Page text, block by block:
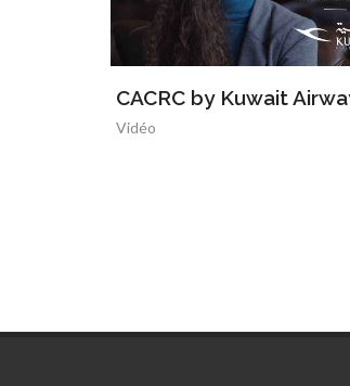
CACRC by Kuwait
Vidéo